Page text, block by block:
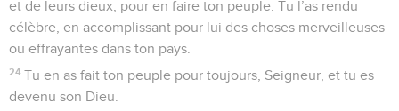
et de leurs dieux, pour en faire ton peuple. Tu l’as rendu
célèbre, en accomplissant pour lui des choses merveilleuses
ou effrayantes dans ton pays.
24 Tu en as fait ton peuple pour toujours, Seigneur, et tu es
devenu son Dieu.